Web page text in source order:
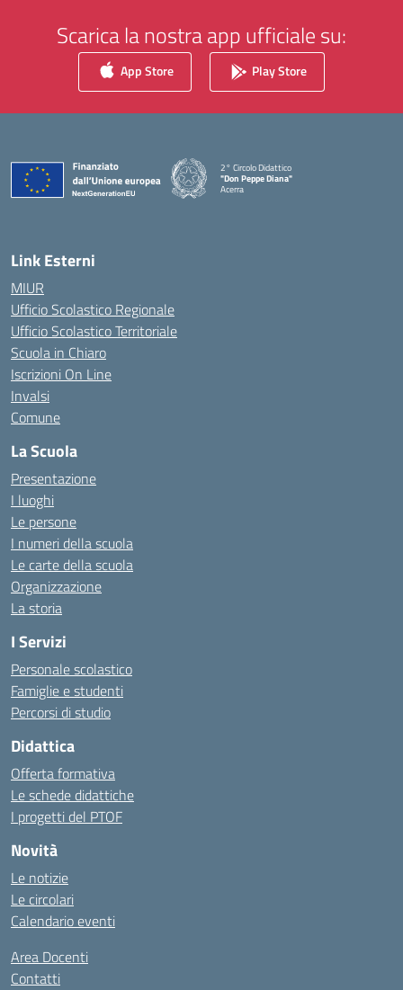
Scarica la nostra app ufficiale su:
App Store Play Store
2° Circolo Didattico
"Don Peppe Diana"
Acerra
Link Esterni
MIUR
Ufficio Scolastico Regionale
Ufficio Scolastico Territoriale
Scuola in Chiaro
Iscrizioni On Line
Invalsi
Comune
La Scuola
Presentazione
I luoghi
Le persone
I numeri della scuola
Le carte della scuola
Organizzazione
La storia
I Servizi
Personale scolastico
Famiglie e studenti
Percorsi di studio
Didattica
Offerta formativa
Le schede didattiche
I progetti del PTOF
Novità
Le notizie
Le circolari
Calendario eventi
Area Docenti
Contatti